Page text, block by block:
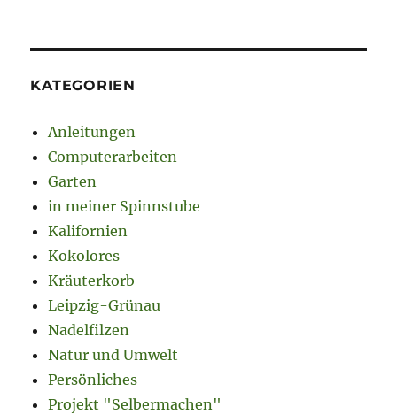
KATEGORIEN
Anleitungen
Computerarbeiten
Garten
in meiner Spinnstube
Kalifornien
Kokolores
Kräuterkorb
Leipzig-Grünau
Nadelfilzen
Natur und Umwelt
Persönliches
Projekt "Selbermachen"